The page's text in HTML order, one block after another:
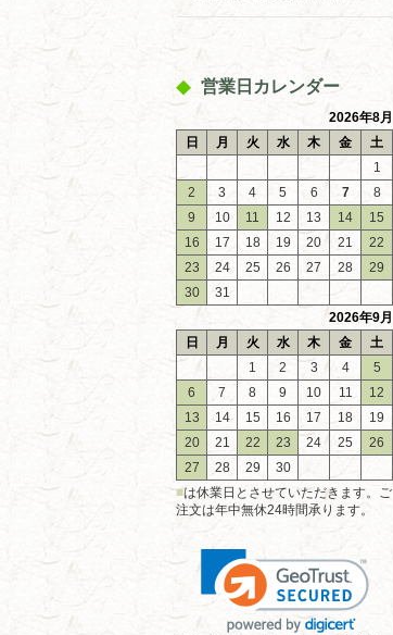
営業日カレンダー
2026年8月
日
月 火 水 木 金
土
1
2
3 4 5 6 7
8
9
10 11 12 13 14
15
16
17 18 19 20 21
22
23
24 25 26 27 28
29
30
31
2026年9月
日
月 火 水 木 金
土
1
2 3 4
5
6
7 8 9 10 11
12
13
14 15 16 17 18
19
20
21 22 23 24 25
26
27
28 29
30
■は休業日とさせていただきます。ご
注文は年中無休24時間承ります。